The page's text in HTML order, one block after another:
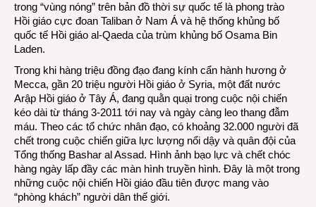
trong “vùng nóng” trên bản đồ thời sự quốc tế là phong trào
Hồi giáo cực đoan Taliban ở Nam Á và hệ thống khủng bố
quốc tế Hồi giáo al-Qaeda của trùm khủng bố Osama Bin
Laden.
Trong khi hàng triệu đồng đạo đang kính cẩn hành hương ở
Mecca, gần 20 triệu người Hồi giáo ở Syria, một đất nước
Arập Hồi giáo ở Tây Á, đang quằn quại trong cuộc nội chiến
kéo dài từ tháng 3-2011 tới nay và ngày càng leo thang đẫm
máu. Theo các tổ chức nhân đạo, có khoảng 32.000 người đã
chết trong cuộc chiến giữa lực lượng nổi dậy và quân đội của
Tổng thống Bashar al Assad. Hình ảnh bạo lực và chết chóc
hàng ngày lấp đầy các màn hình truyền hình. Đây là một trong
những cuộc nội chiến Hồi giáo đầu tiên được mang vào
“phòng khách” người dân thế giới.